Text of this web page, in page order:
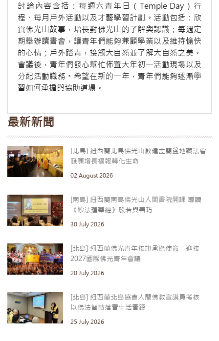
討論內容含括：每週六青年日（Temple Day）行
程、每月戶外活動以及才藝學習計劃。活動包括：欣
賞佛光山故事，增長對佛光山的了解與認識；每週定
期舉辦讀書會，讓青年們能夠兼顧學業以及維持愉快
的心情；戶外踏青，接觸大自然並了解大自然之美。
會議後，青年們發心幫忙佈置大年初一活動現場以及
分配活動職務。希望在新的一年，青年們能夠逐漸學
習如何承擔與協助道場。
最新新聞
[北島] 紐西蘭北島佛光山啟建盂蘭盆地藏法會
發願增長福報轉化生命
02 August 2026
[南島] 紐西蘭南島佛光山人間書院開課 導讀
《妙法蓮華經》般若與善巧
30 July 2026
[北島] 紐西蘭佛光青年接旗承擔使命 迎接
2027國際佛光青年會議
20 July 2026
[北島] 紐西蘭北島協會人間佛教宣講員考核
以佛法智慧落實生活實踐
25 July 2026